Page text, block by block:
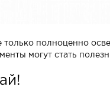
только полноценно
могут стать